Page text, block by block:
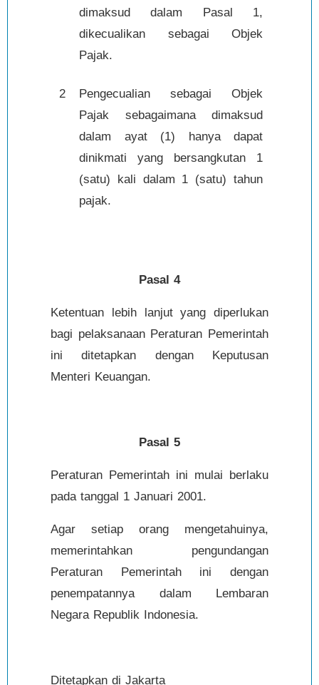
dimaksud dalam Pasal 1,
dikecualikan sebagai Objek
Pajak.
2
Pengecualian sebagai Objek
Pajak sebagaimana dimaksud
dalam ayat (1) hanya dapat
dinikmati yang bersangkutan 1
(satu) kali dalam 1 (satu) tahun
pajak.
Pasal 4
Ketentuan lebih lanjut yang diperlukan
bagi pelaksanaan Peraturan Pemerintah
ini ditetapkan dengan Keputusan
Menteri Keuangan.
Pasal 5
Peraturan Pemerintah ini mulai berlaku
pada tanggal 1 Januari 2001.
Agar setiap orang mengetahuinya,
memerintahkan pengundangan
Peraturan Pemerintah ini dengan
penempatannya dalam Lembaran
Negara Republik Indonesia.
Ditetapkan di Jakarta